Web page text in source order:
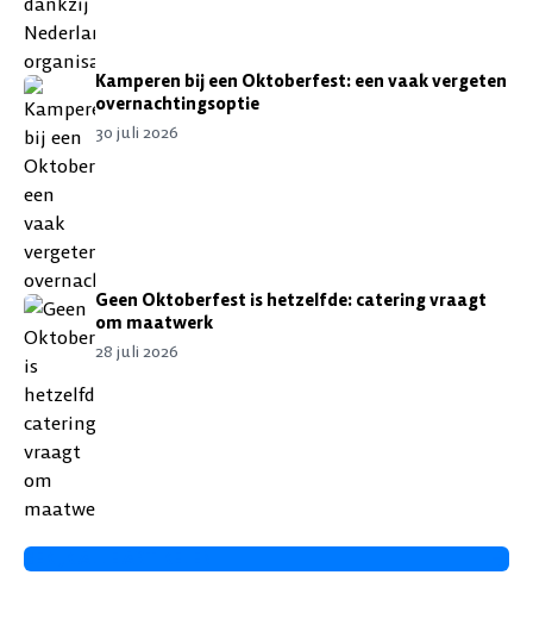
Kamperen bij een Oktoberfest: een vaak vergeten
overnachtingsoptie
30 juli 2026
Geen Oktoberfest is hetzelfde: catering vraagt
om maatwerk
28 juli 2026
BEKIJK ALLE ARTIKELEN